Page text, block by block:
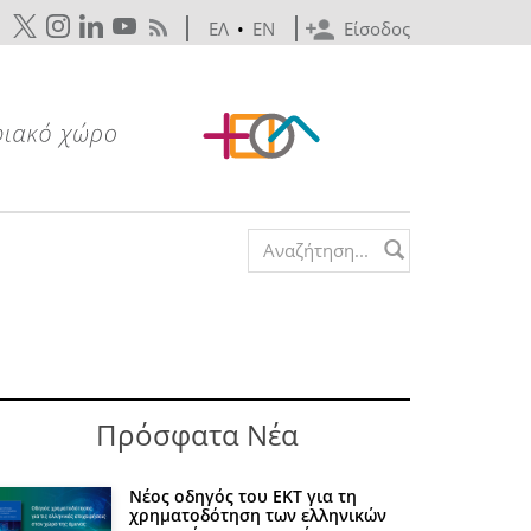
Είσοδος
ΕΛ • EN
Search form
Πρόσφατα Νέα
Νέος οδηγός του ΕΚΤ για τη
χρηματοδότηση των ελληνικών